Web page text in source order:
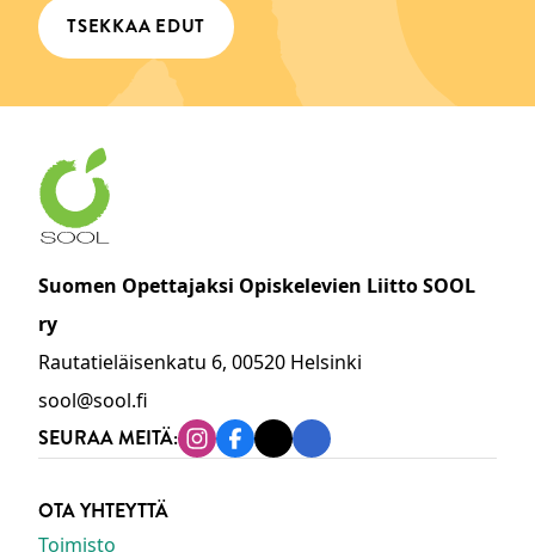
TSEKKAA EDUT
Suomen Opettajaksi Opiskelevien Liitto SOOL
ry
Rautatieläisenkatu 6, 00520 Helsinki
sool@sool.fi
SEURAA MEITÄ: Instagram
Facebook
TiktokLinkedin
OTA YHTEYTTÄ
Toimisto